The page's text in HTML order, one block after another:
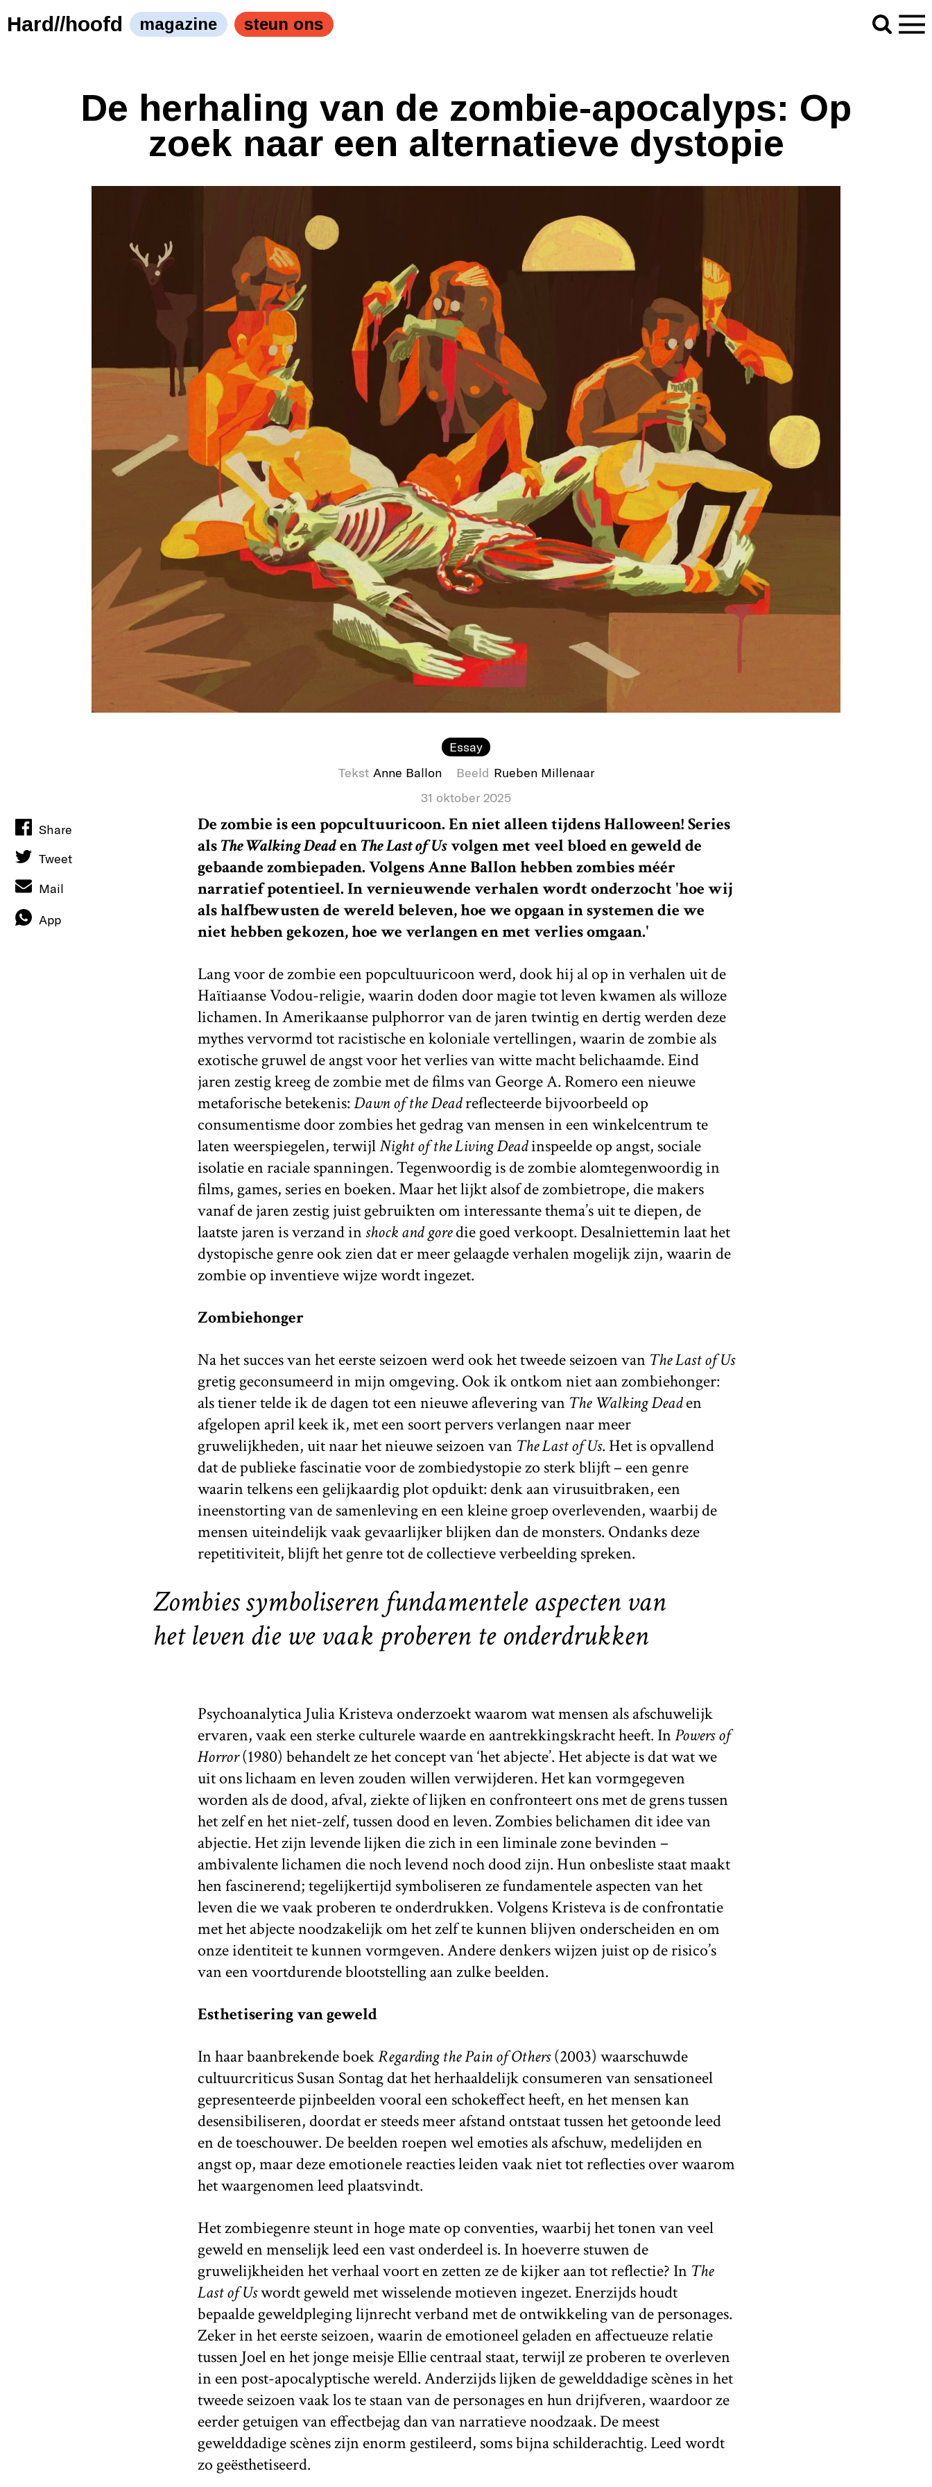
Hard//hoofd magazine steun ons
De herhaling van de zombie-apocalyps: Op
zoek naar een alternatieve dystopie
Essay
Tekst Anne Ballon Beeld Rueben Millenaar
31 oktober 2025
De zombie is een popcultuuricoon. En niet alleen tijdens Halloween! Series
alsThe Walking DeadenThe Last of Usvolgen met veel bloed en geweld de
gebaande zombiepaden. Volgens Anne Ballon hebben zombies méér
narratief potentieel. In vernieuwende verhalen wordt onderzocht 'hoe wij
als halfbewusten de wereld beleven, hoe we opgaan in systemen die we
niet hebben gekozen, hoe we verlangen en met verlies omgaan.'
Lang voor de zombie een popcultuuricoon werd, dook hij al op in verhalen uit de
Haïtiaanse Vodou-religie, waarin doden door magie tot leven kwamen als willoze
lichamen. In Amerikaanse pulphorror van de jaren twintig en dertig werden deze
mythes vervormd tot racistische en koloniale vertellingen, waarin de zombie als
exotische gruwel de angst voor het verlies van witte macht belichaamde. Eind
jaren zestig kreeg de zombie met de films van George A. Romero een nieuwe
metaforische betekenis:Dawn of the Deadreflecteerde bijvoorbeeld op
consumentisme door zombies het gedrag van mensen in een winkelcentrum te
laten weerspiegelen, terwijlNight of the Living Deadinspeelde op angst, sociale
isolatie en raciale spanningen. Tegenwoordig is de zombie alomtegenwoordig in
films, games, series en boeken. Maar het lijkt alsof de zombietrope, die makers
vanaf de jaren zestig juist gebruikten om interessante thema’s uit te diepen, de
laatste jaren is verzand inshock and goredie goed verkoopt. Desalniettemin laat het
dystopische genre ook zien dat er meer gelaagde verhalen mogelijk zijn, waarin de
zombie op inventieve wijze wordt ingezet.
Zombiehonger
Na het succes van het eerste seizoen werd ook het tweede seizoen van The Last of Us
gretig geconsumeerd in mijn omgeving. Ook ik ontkom niet aan zombiehonger:
als tiener telde ik de dagen tot een nieuwe aflevering van The Walking Deaden
afgelopen april keek ik, met een soort pervers verlangen naar meer
gruwelijkheden, uit naar het nieuwe seizoen van The Last of Us. Het is opvallend
dat de publieke fascinatie voor de zombiedystopie zo sterk blijft – een genre
waarin telkens een gelijkaardig plot opduikt: denk aan virusuitbraken, een
ineenstorting van de samenleving en een kleine groep overlevenden, waarbij de
mensen uiteindelijk vaak gevaarlijker blijken dan de monsters. Ondanks deze
repetitiviteit, blijft het genre tot de collectieve verbeelding spreken.
Zombies symboliseren fundamentele aspecten van
het leven die we vaak proberen te onderdrukken
Psychoanalytica Julia Kristeva onderzoekt waarom wat mensen als afschuwelijk
ervaren, vaak een sterke culturele waarde en aantrekkingskracht heeft. InPowers of
Horror(1980) behandelt ze het concept van ‘het abjecte’. Het abjecte is dat wat we
uit ons lichaam en leven zouden willen verwijderen. Het kan vormgegeven
worden als de dood, afval, ziekte of lijken en confronteert ons met de grens tussen
het zelf en het niet-zelf, tussen dood en leven. Zombies belichamen dit idee van
abjectie. Het zijn levende lijken die zich in een liminale zone bevinden –
ambivalente lichamen die noch levend noch dood zijn. Hun onbesliste staat maakt
hen fascinerend; tegelijkertijd symboliseren ze fundamentele aspecten van het
leven die we vaak proberen te onderdrukken. Volgens Kristeva is de confrontatie
met het abjecte noodzakelijk om het zelf te kunnen blijven onderscheiden en om
onze identiteit te kunnen vormgeven. Andere denkers wijzen juist op de risico’s
van een voortdurende blootstelling aan zulke beelden.
Esthetisering van geweld
In haar baanbrekende boekRegarding the Pain of Others(2003) waarschuwde
cultuurcriticus Susan Sontag dat het herhaaldelijk consumeren van sensationeel
gepresenteerde pijnbeelden vooral een schokeffect heeft, en het mensen kan
desensibiliseren, doordat er steeds meer afstand ontstaat tussen het getoonde leed
en de toeschouwer. De beelden roepen wel emoties als afschuw, medelijden en
angst op, maar deze emotionele reacties leiden vaak niet tot reflecties over waarom
het waargenomen leed plaatsvindt.
Het zombiegenre steunt in hoge mate op conventies, waarbij het tonen van veel
geweld en menselijk leed een vast onderdeel is. In hoeverre stuwen de
gruwelijkheiden het verhaal voort en zetten ze de kijker aan tot reflectie? In The
Last of Uswordt geweld met wisselende motieven ingezet. Enerzijds houdt
bepaalde geweldpleging lijnrecht verband met de ontwikkeling van de personages.
Zeker in het eerste seizoen, waarin de emotioneel geladen en affectueuze relatie
tussen Joel en het jonge meisje Ellie centraal staat, terwijl ze proberen te overleven
in een post-apocalyptische wereld. Anderzijds lijken de gewelddadige scènes in het
tweede seizoen vaak los te staan van de personages en hun drijfveren, waardoor ze
eerder getuigen van effectbejag dan van narratieve noodzaak. De meest
gewelddadige scènes zijn enorm gestileerd, soms bijna schilderachtig. Leed wordt
zo geësthetiseerd.
Share
Tweet
Mail
App